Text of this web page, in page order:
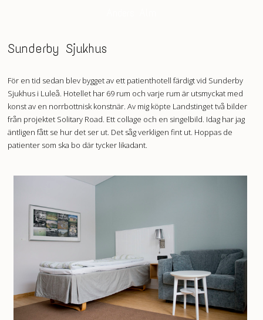
Sunderby Sjukhus
För en tid sedan blev bygget av ett patienthotell färdigt vid Sunderby
Sjukhus i Luleå. Hotellet har 69 rum och varje rum är utsmyckat med
konst av en norrbottnisk konstnär. Av mig köpte Landstinget två bilder
från projektet Solitary Road. Ett collage och en singelbild. Idag har jag
äntligen fått se hur det ser ut. Det såg verkligen fint ut. Hoppas de
patienter som ska bo där tycker likadant.